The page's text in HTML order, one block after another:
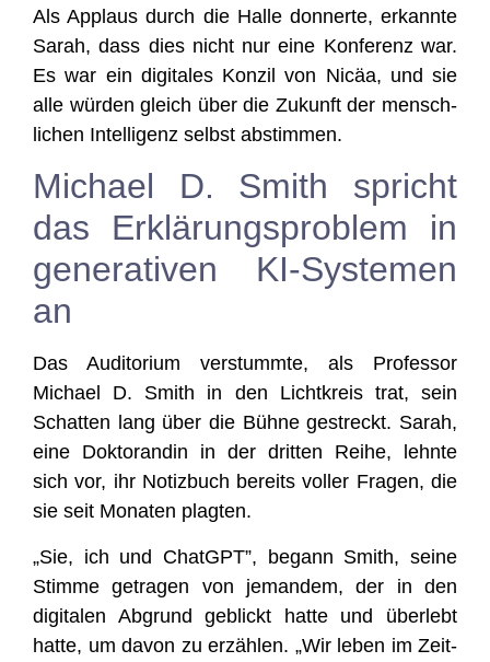
Als Applaus durch die Hal­le don­ner­te, erkann­te
Sarah, dass dies nicht nur eine Kon­fe­renz war.
Es war ein digi­ta­les Kon­zil von Nicäa, und sie
alle wür­den gleich über die Zukunft der mensch­
li­chen Intel­li­genz selbst abstimmen.
Michael D. Smith spricht
das Erklärungsproblem in
generativen KI-Systemen
an
Das Audi­to­ri­um ver­stumm­te, als Pro­fes­sor
Micha­el D. Smith in den Licht­kreis trat, sein
Schat­ten lang über die Büh­ne gestreckt. Sarah,
eine Dok­to­ran­din in der drit­ten Rei­he, lehn­te
sich vor, ihr Notiz­buch bereits vol­ler Fra­gen, die
sie seit Mona­ten plagten.
„Sie, ich und ChatGPT”, begann Smith, sei­ne
Stim­me getra­gen von jeman­dem, der in den
digi­ta­len Abgrund geblickt hat­te und über­lebt
hat­te, um davon zu erzäh­len. „Wir leben im Zeit­